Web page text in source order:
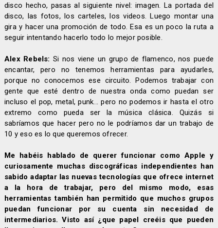
disco hecho, pasas al siguiente nivel: imagen. La portada del
disco, las fotos, los carteles, los videos. Luego montar una
gira y hacer una promoción de todo. Esa es un poco la ruta a
seguir intentando hacerlo todo lo mejor posible.
Alex Rebels: Si nos viene un grupo de flamenco, nos puede
encantar, pero no tenemos herramientas para ayudarles,
porque no conocemos ese circuito. Podemos trabajar con
gente que esté dentro de nuestra onda como puedan ser
incluso el pop, metal, punk... pero no podemos ir hasta el otro
extremo como pueda ser la música clásica. Quizás si
sabríamos que hacer pero no le podríamos dar un trabajo de
10 y eso es lo que queremos ofrecer.
Me habéis hablado de querer funcionar como Apple y
curiosamente muchas discográficas independientes han
sabido adaptar las nuevas tecnologías que ofrece internet
a la hora de trabajar, pero del mismo modo, esas
herramientas también han permitido que muchos grupos
puedan funcionar por su cuenta sin necesidad de
intermediarios. Visto así ¿que papel creéis que pueden